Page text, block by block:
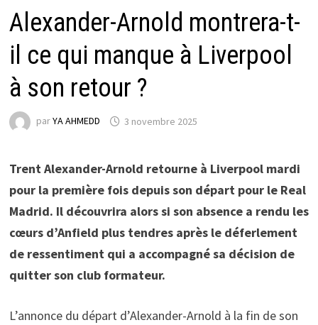
Alexander-Arnold montrera-t-
il ce qui manque à Liverpool
à son retour ?
parYA AHMEDD 3 novembre 2025
Trent Alexander-Arnold retourne à Liverpool mardi
pour la première fois depuis son départ pour le Real
Madrid. Il découvrira alors si son absence a rendu les
cœurs d’Anfield plus tendres après le déferlement
de ressentiment qui a accompagné sa décision de
quitter son club formateur.
L’annonce du départ d’Alexander-Arnold à la fin de son